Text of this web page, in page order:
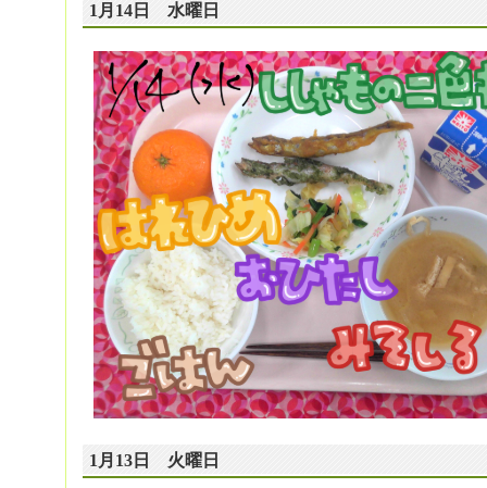
1月14日 水曜日
1月13日 火曜日